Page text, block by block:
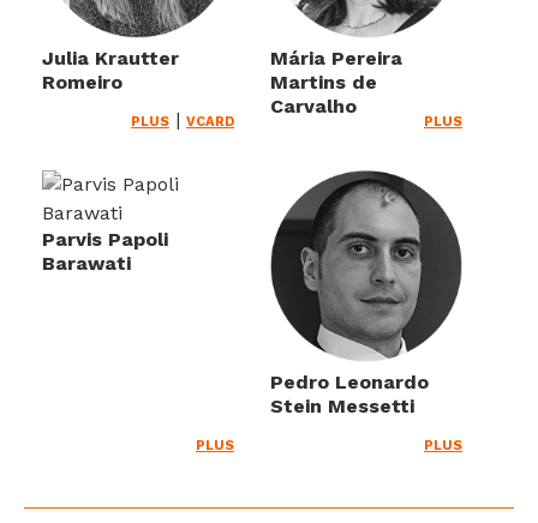
Julia Krautter
Romeiro
PLUS | VCARD
Mária Pereira
Martins de
Carvalho
PLUS
Parvis Papoli
Barawati
PLUS
Pedro Leonardo
Stein Messetti
PLUS